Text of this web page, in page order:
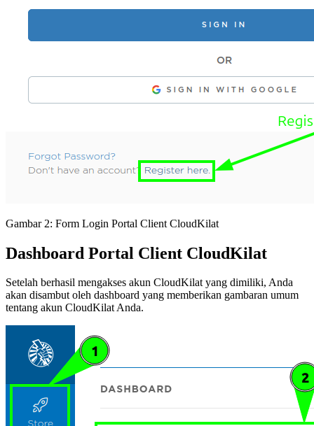
Gambar 2: Form Login Portal Client CloudKilat
Dashboard Portal Client CloudKilat
Setelah berhasil mengakses akun CloudKilat yang dimiliki, Anda
akan disambut oleh dashboard yang memberikan gambaran umum
tentang akun CloudKilat Anda.